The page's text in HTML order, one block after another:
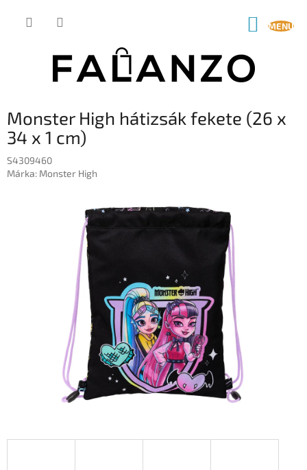
KOSÁR
Monster High hátizsák fekete (26 x
34 x 1 cm)
S4309460
Márka: Monster High